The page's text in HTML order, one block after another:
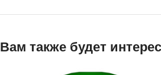
Вам также будет